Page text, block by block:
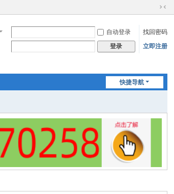
切
到
窄
自动登录
找回密码
登录 立即注册
快捷导航